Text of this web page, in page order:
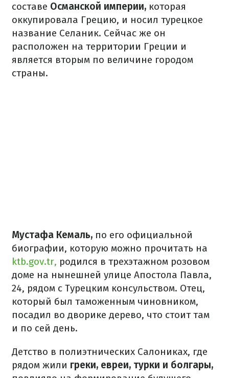
составе Османской империи, которая
оккупировала Грецию, и носил турецкое
название Селаник. Сейчас же он
расположен на территории Греции и
является вторым по величине городом
страны.
Мустафа Кемаль, по его официальной
биографии, которую можно прочитать на
ktb.gov.tr, родился в трехэтажном розовом
доме на нынешней улице Апостола Павла,
24, рядом с Турецким консульством. Отец,
который был таможенным чиновником,
посадил во дворике дерево, что стоит там
и по сей день.
Детство в полиэтнических Салониках, где
рядом жили греки, евреи, турки и болгары,